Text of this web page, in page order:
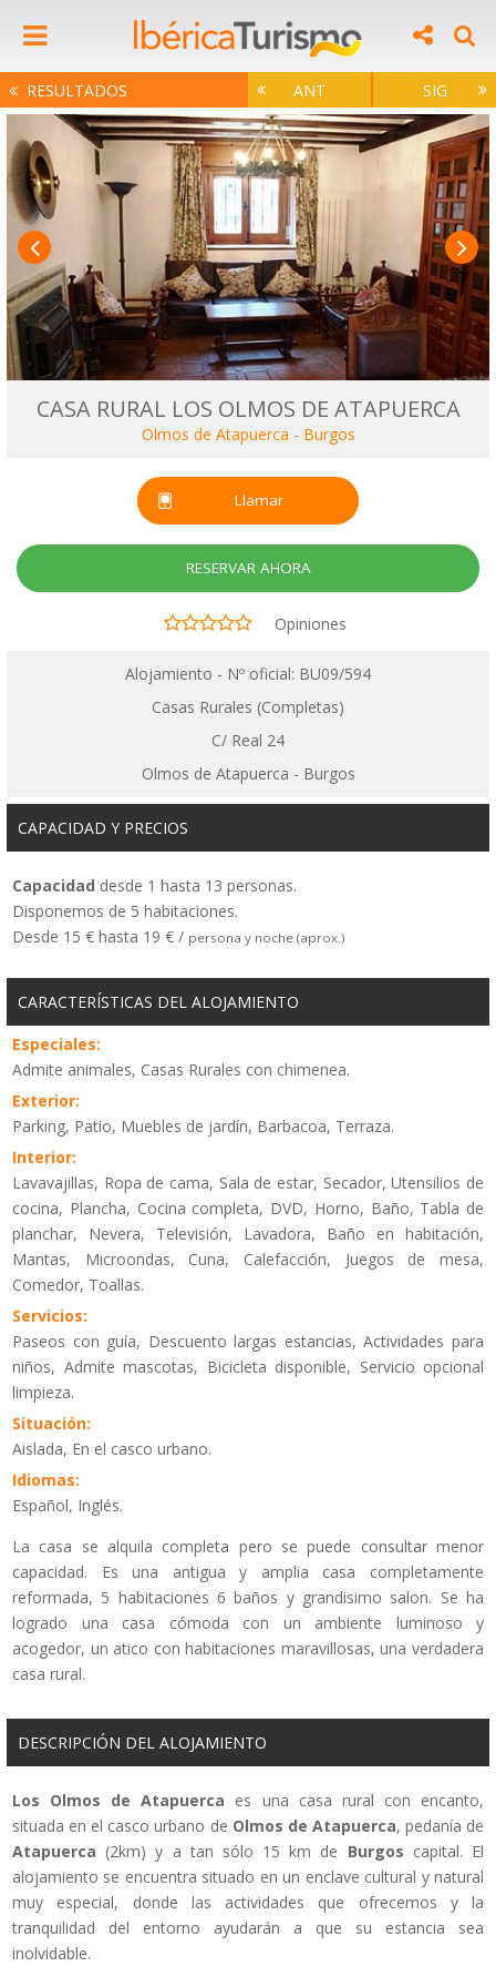
RESULTADOS ANT SIG
CASA RURAL LOS OLMOS DE ATAPUERCA
Olmos de Atapuerca - Burgos
Llamar
RESERVAR AHORA
Opiniones
Alojamiento - Nº oficial: BU09/594
Casas Rurales (Completas)
C/ Real 24
Olmos de Atapuerca - Burgos
CAPACIDAD Y PRECIOS
Capacidad desde 1 hasta 13 personas.
Disponemos de 5 habitaciones.
Desde 15 € hasta 19 € / persona y noche (aprox.)
CARACTERÍSTICAS DEL ALOJAMIENTO
Especiales:
Admite animales, Casas Rurales con chimenea.
Exterior:
Parking, Patio, Muebles de jardín, Barbacoa, Terraza.
Interior:
Lavavajillas, Ropa de cama, Sala de estar, Secador, Utensilios de
cocina, Plancha, Cocina completa, DVD, Horno, Baño, Tabla de
planchar, Nevera, Televisión, Lavadora, Baño en habitación,
Mantas, Microondas, Cuna, Calefacción, Juegos de mesa,
Comedor, Toallas.
Servicios:
Paseos con guía, Descuento largas estancias, Actividades para
niños, Admite mascotas, Bicicleta disponible, Servicio opcional
limpieza.
Situación:
Aislada, En el casco urbano.
Idiomas:
Español, Inglés.
La casa se alquila completa pero se puede consultar menor
capacidad. Es una antigua y amplia casa completamente
reformada, 5 habitaciones 6 baños y grandisimo salon. Se ha
logrado una casa cómoda con un ambiente luminoso y
acogedor, un atico con habitaciones maravillosas, una verdadera
casa rural.
DESCRIPCIÓN DEL ALOJAMIENTO
Los Olmos de Atapuerca es una casa rural con encanto,
situada en el casco urbano de Olmos de Atapuerca, pedanía de
Atapuerca (2km) y a tan sólo 15 km de Burgos capital. El
alojamiento se encuentra situado en un enclave cultural y natural
muy especial, donde las actividades que ofrecemos y la
tranquilidad del entorno ayudarán a que su estancia sea
inolvidable.